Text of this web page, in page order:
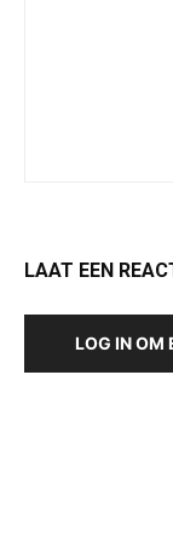
LAAT EEN
LOG IN OM